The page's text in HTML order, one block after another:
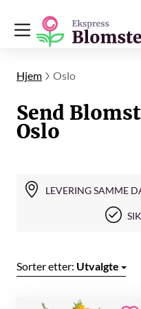
Hjem Oslo
Send
Oslo
LEVERING SAMME
Sorter etter: Utvalgte